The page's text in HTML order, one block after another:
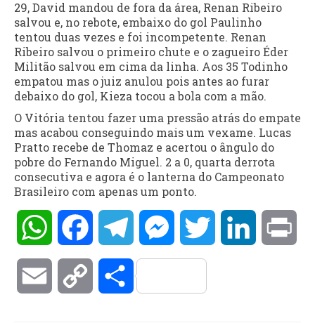
29, David mandou de fora da área, Renan Ribeiro
salvou e, no rebote, embaixo do gol Paulinho
tentou duas vezes e foi incompetente. Renan
Ribeiro salvou o primeiro chute e o zagueiro Éder
Militão salvou em cima da linha. Aos 35 Todinho
empatou mas o juiz anulou pois antes ao furar
debaixo do gol, Kieza tocou a bola com a mão.
O Vitória tentou fazer uma pressão atrás do empate
mas acabou conseguindo mais um vexame. Lucas
Pratto recebe de Thomaz e acertou o ângulo do
pobre do Fernando Miguel. 2 a 0, quarta derrota
consecutiva e agora é o lanterna do Campeonato
Brasileiro com apenas um ponto.
WhatsAppFacebookTelegramMessengerTwitter LinkedIn
Email Copy Compartilhar